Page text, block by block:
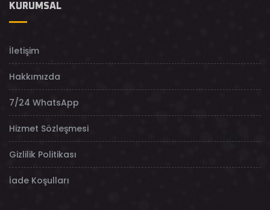
KURUMSAL
İletişim
Hakkımızda
7/24 WhatsApp
Hizmet Sözleşmesi
Gizlilik Politikası
İade Koşulları